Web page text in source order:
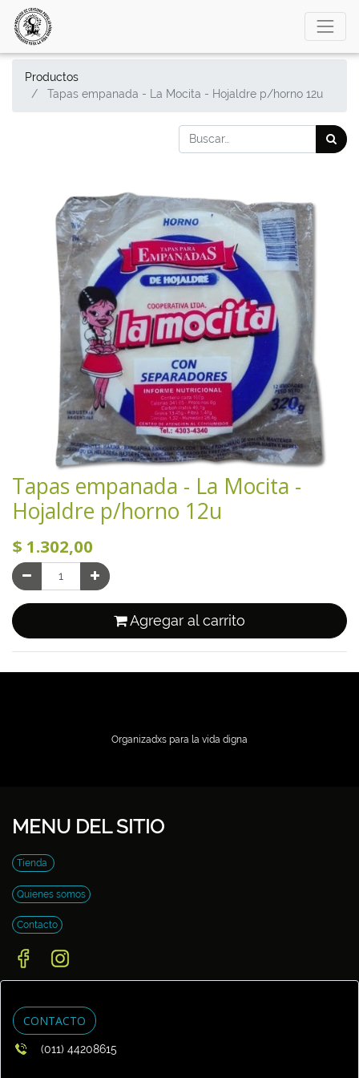
Productos
Tapas empanada - La Mocita - Hojaldre p/horno 12u
Tapas empanada - La Mocita -
Hojaldre p/horno 12u
$ 1.302,00
Agregar al carrito
Organizadxs para la vida digna
MENU DEL SITIO
Tienda
Quienes somos
Contacto
CONTACTO
(011) 44208615